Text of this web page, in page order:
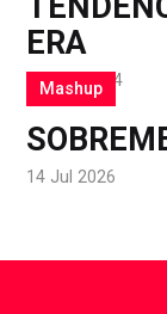
ERA
10 Sep 2024
Mashup
14 Jul 2026